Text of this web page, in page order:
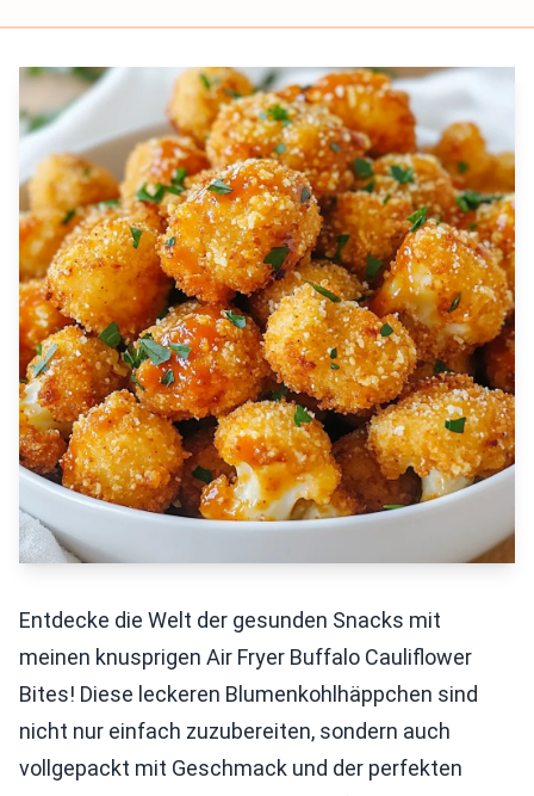
Entdecke die Welt der gesunden Snacks mit
meinen knusprigen Air Fryer Buffalo Cauliflower
Bites! Diese leckeren Blumenkohlhäppchen sind
nicht nur einfach zuzubereiten, sondern auch
vollgepackt mit Geschmack und der perfekten